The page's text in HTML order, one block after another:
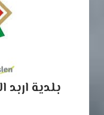
بلدية